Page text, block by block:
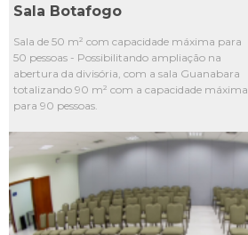
Sala Botafogo
Sala de 50 m² com capacidade máxima para
50 pessoas - Possibilitando ampliação na
abertura da divisória, com a sala Guanabara
totalizando 90 m² com a capacidade máxima
para 90 pessoas.
L2
L3